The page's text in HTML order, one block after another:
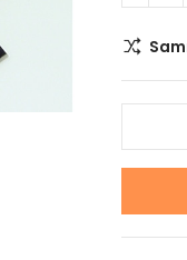
AT-ST WALKER 2
1 OZ sølv mynt i